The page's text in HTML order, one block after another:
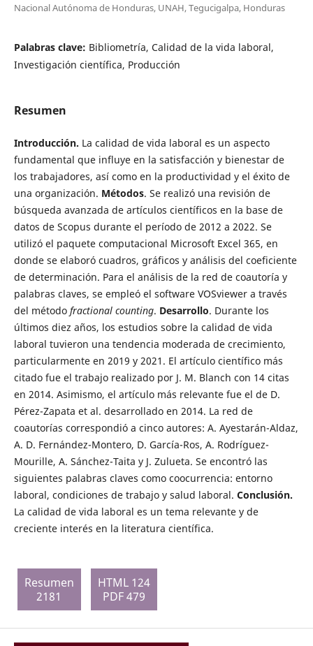
Nacional Autónoma de Honduras, UNAH, Tegucigalpa, Honduras
Palabras clave: Bibliometría, Calidad de la vida laboral,
Investigación científica, Producción
Resumen
Introducción. La calidad de vida laboral es un aspecto
fundamental que influye en la satisfacción y bienestar de
los trabajadores, así como en la productividad y el éxito de
una organización. Métodos. Se realizó una revisión de
búsqueda avanzada de artículos científicos en la base de
datos de Scopus durante el período de 2012 a 2022. Se
utilizó el paquete computacional Microsoft Excel 365, en
donde se elaboró cuadros, gráficos y análisis del coeficiente
de determinación. Para el análisis de la red de coautoría y
palabras claves, se empleó el software VOSviewer a través
del método fractional counting. Desarrollo. Durante los
últimos diez años, los estudios sobre la calidad de vida
laboral tuvieron una tendencia moderada de crecimiento,
particularmente en 2019 y 2021. El artículo científico más
citado fue el trabajo realizado por J. M. Blanch con 14 citas
en 2014. Asimismo, el artículo más relevante fue el de D.
Pérez-Zapata et al. desarrollado en 2014. La red de
coautorías correspondió a cinco autores: A. Ayestarán-Aldaz,
A. D. Fernández-Montero, D. García-Ros, A. Rodríguez-
Mourille, A. Sánchez-Taita y J. Zulueta. Se encontró las
siguientes palabras claves como coocurrencia: entorno
laboral, condiciones de trabajo y salud laboral. Conclusión.
La calidad de vida laboral es un tema relevante y de
creciente interés en la literatura científica.
Resumen
2181
HTML 124
PDF 479